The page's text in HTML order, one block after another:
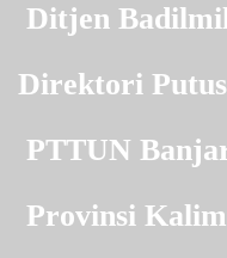
Ditjen
Direktori
PTTUN
Provinsi